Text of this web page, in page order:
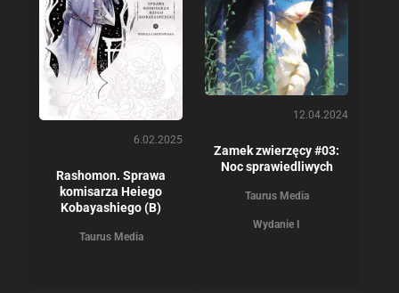
6.02.2025
Rashomon. Sprawa
komisarza Heiego
Kobayashiego (B)
Taurus Media
12.04.2024
Zamek zwierzęcy #03:
Noc sprawiedliwych
Taurus Media
Wydanie I